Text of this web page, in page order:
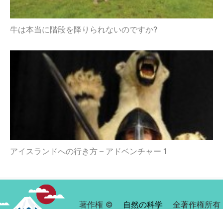
牛は本当に階段を降りられないのですか?
アイスランドへの行き方 – アドベンチャー 1
著作権 © 自然の科学 全著作権所有